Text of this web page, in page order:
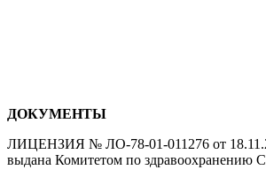
ДОКУМЕНТЫ
ЛИЦЕНЗИЯ № ЛО-78-01-011276 от
выдана Комитетом по здравоохранению